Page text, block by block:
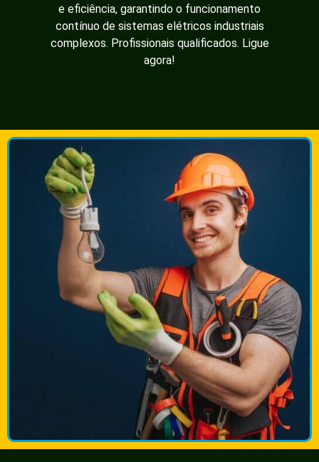
e eficiência, garantindo o funcionamento
contínuo de sistemas elétricos industriais
complexos. Profissionais qualificados. Ligue
agora!